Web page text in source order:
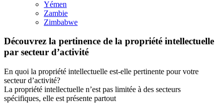
Yémen
Zambie
Zimbabwe
Découvrez la pertinence de la propriété intellectuelle
par secteur d’activité
En quoi la propriété intellectuelle est-elle pertinente pour votre
secteur d’activité?
La propriété intellectuelle n’est pas limitée à des secteurs
spécifiques, elle est présente partout